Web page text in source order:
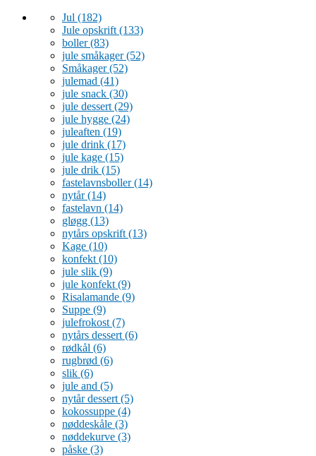
Jul (182)
Jule opskrift (133)
boller(83)
jule småkager(52)
Småkager(52)
julemad (41)
jule snack (30)
jule dessert (29)
jule hygge (24)
juleaften (19)
jule drink (17)
jule kage (15)
jule drik (15)
fastelavnsboller(14)
nytår(14)
fastelavn (14)
gløgg (13)
nytårs opskrift (13)
Kage (10)
konfekt (10)
jule slik (9)
jule konfekt (9)
Risalamande (9)
Suppe (9)
julefrokost (7)
nytårs dessert (6)
rødkål (6)
rugbrød (6)
slik (6)
jule and (5)
nytår dessert (5)
kokossuppe (4)
nøddeskåle (3)
nøddekurve (3)
påske (3)